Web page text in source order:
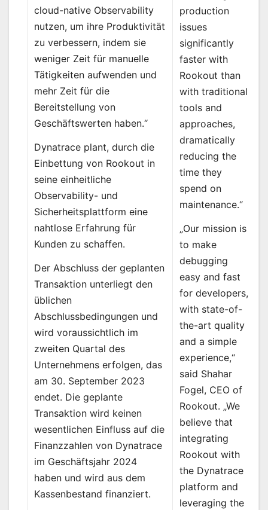
cloud-native Observability
nutzen, um ihre Produktivität
zu verbessern, indem sie
weniger Zeit für manuelle
Tätigkeiten aufwenden und
mehr Zeit für die
Bereitstellung von
Geschäftswerten haben.“
Dynatrace plant, durch die
Einbettung von Rookout in
seine einheitliche
Observability- und
Sicherheitsplattform eine
nahtlose Erfahrung für
Kunden zu schaffen.
Der Abschluss der geplanten
Transaktion unterliegt den
üblichen
Abschlussbedingungen und
wird voraussichtlich im
zweiten Quartal des
Unternehmens erfolgen, das
am 30. September 2023
endet. Die geplante
Transaktion wird keinen
wesentlichen Einfluss auf die
Finanzzahlen von Dynatrace
im Geschäftsjahr 2024
haben und wird aus dem
Kassenbestand finanziert.
production
issues
significantly
faster with
Rookout than
with traditional
tools and
approaches,
dramatically
reducing the
time they
spend on
maintenance.“
„Our mission is
to make
debugging
easy and fast
for developers,
with state-of-
the-art quality
and a simple
experience,“
said Shahar
Fogel, CEO of
Rookout. „We
believe that
integrating
Rookout with
the Dynatrace
platform and
leveraging the